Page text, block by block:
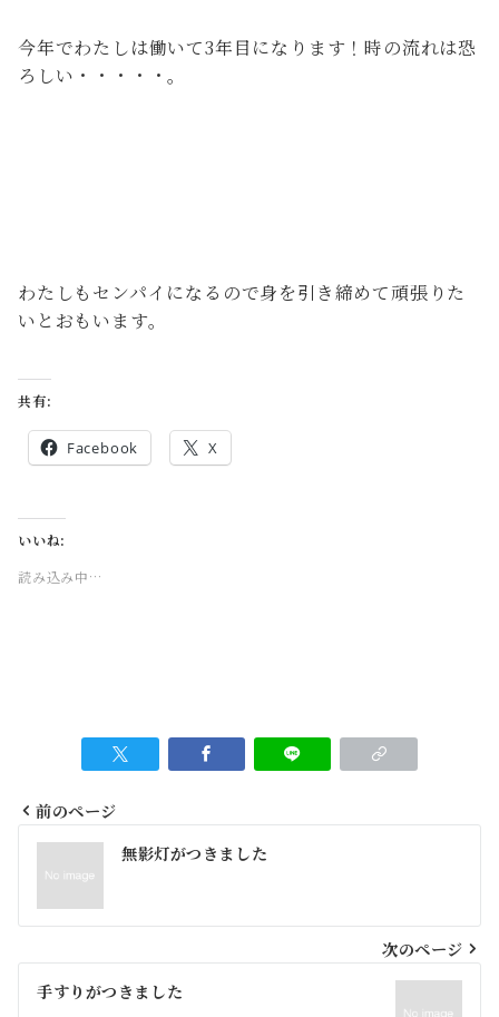
今年でわたしは働いて3年目になります！時の流れは恐
ろしい・・・・・。
わたしもセンパイになるので身を引き締めて頑張りた
いとおもいます。
共有:
Facebook X
いいね:
読み込み中…
投
ナ
ビ
ゲ
前のページ
無影灯がつきました
次のページ
手すりがつきました